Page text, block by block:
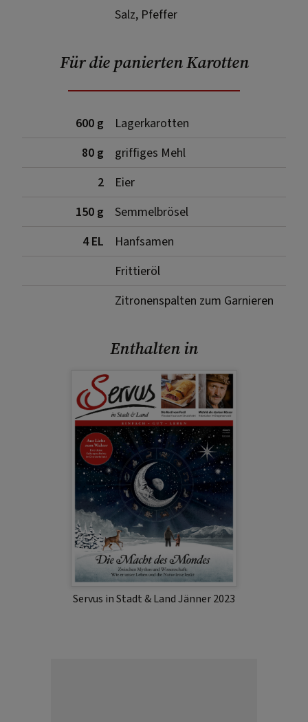
Salz, Pfeffer
Für die panierten Karotten
600 g
Lagerkarotten
80 g
griffiges Mehl
2
Eier
150 g
Semmelbrösel
4 EL
Hanfsamen
Frittieröl
Zitronenspalten zum Garnieren
Enthalten in
Servus in Stadt & Land Jänner 2023